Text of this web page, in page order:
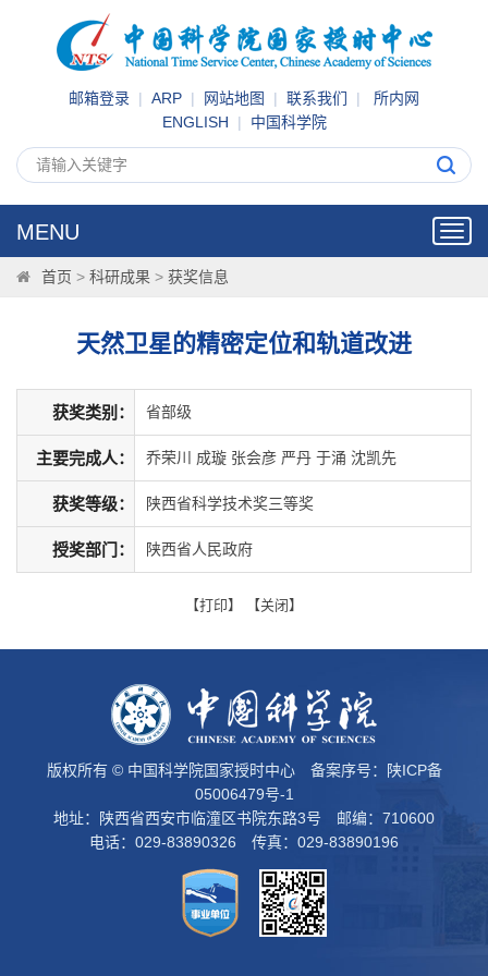
邮箱登录 | ARP | 网站地图 | 联系我们 | 所内网
ENGLISH | 中国科学院
MENU
首页 > 科研成果 > 获奖信息
天然卫星的精密定位和轨道改进
获奖类别： 省部级
主要完成人： 乔荣川 成璇 张会彦 严丹 于涌 沈凯先
获奖等级： 陕西省科学技术奖三等奖
授奖部门： 陕西省人民政府
【打印】 【关闭 】
版权所有 © 中国科学院国家授时中心 备案序号：
陕ICP备
05006479号-1
地址：陕西省西安市临潼区书院东路3号 邮编：710600
电话：029-83890326 传真：029-83890196